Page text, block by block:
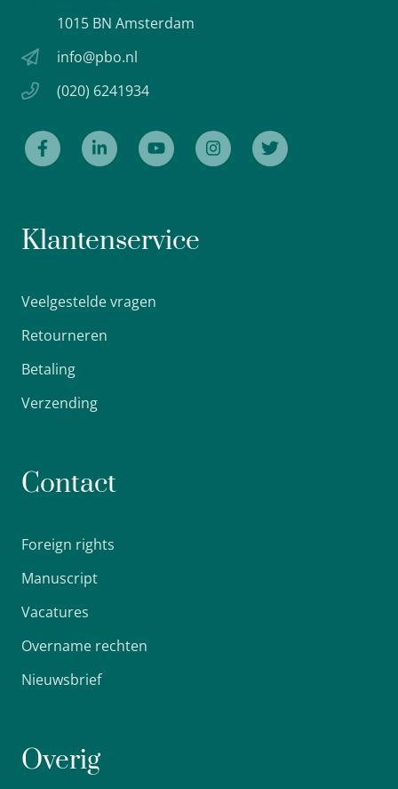
1015 BN Amsterdam
info@pbo.nl
(020) 6241934
Klantenservice
Veelgestelde vragen
Retourneren
Betaling
Verzending
Contact
Foreign rights
Manuscript
Vacatures
Overname rechten
Nieuwsbrief
Overig